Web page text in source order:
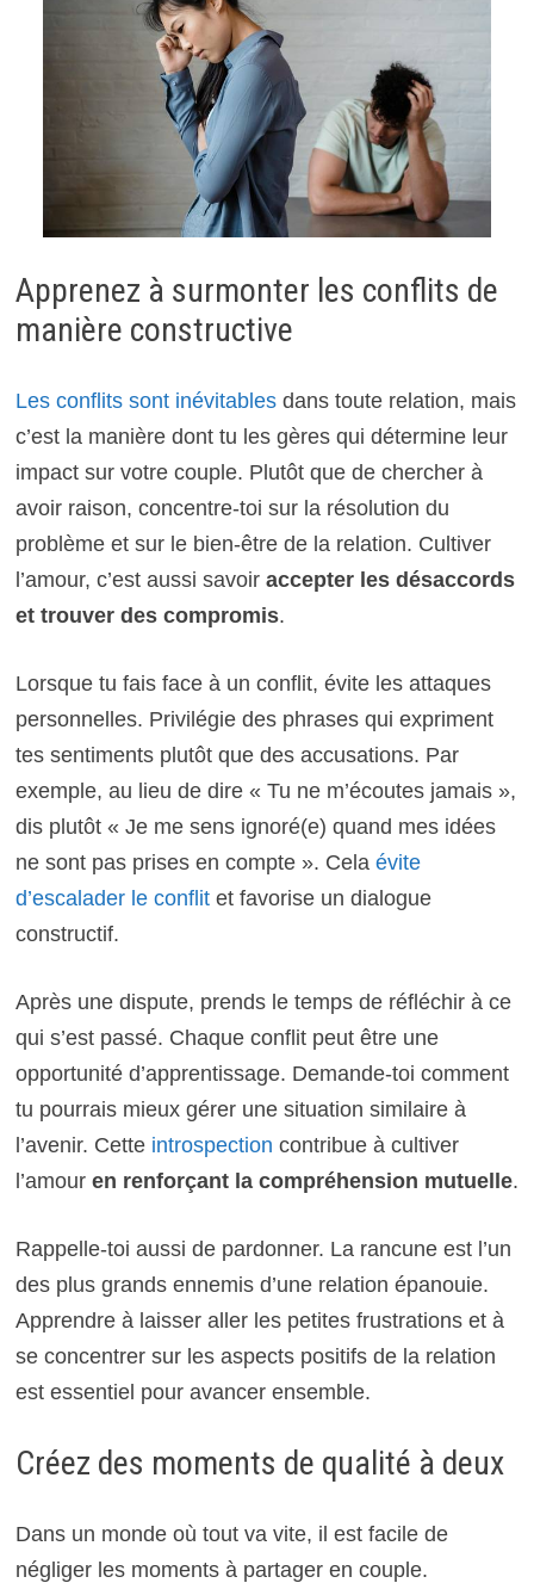
Apprenez à surmonter les conflits de
manière constructive
Les conflits sont inévitablesdans toute relation, mais
c’est la manière dont tu les gères qui détermine leur
impact sur votre couple. Plutôt que de chercher à
avoir raison, concentre-toi sur la résolution du
problème et sur le bien-être de la relation. Cultiver
l’amour, c’est aussi savoir accepter les désaccords
et trouver des compromis.
Lorsque tu fais face à un conflit, évite les attaques
personnelles. Privilégie des phrases qui expriment
tes sentiments plutôt que des accusations. Par
exemple, au lieu de dire « Tu ne m’écoutes jamais »,
dis plutôt « Je me sens ignoré(e) quand mes idées
ne sont pas prises en compte ». Cela évite
d’escalader le conflitet favorise un dialogue
constructif.
Après une dispute, prends le temps de réfléchir à ce
qui s’est passé. Chaque conflit peut être une
opportunité d’apprentissage. Demande-toi comment
tu pourrais mieux gérer une situation similaire à
l’avenir. Cette introspection contribue à cultiver
l’amour en renforçant la compréhension mutuelle.
Rappelle-toi aussi de pardonner. La rancune est l’un
des plus grands ennemis d’une relation épanouie.
Apprendre à laisser aller les petites frustrations et à
se concentrer sur les aspects positifs de la relation
est essentiel pour avancer ensemble.
Créez des moments de qualité à deux
Dans un monde où tout va vite, il est facile de
négliger les moments à partager en couple.